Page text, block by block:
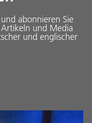
abonnieren Sie
und Media
und englischer